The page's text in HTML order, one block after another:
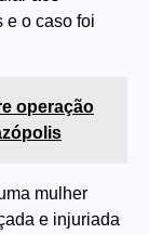
e o caso foi
operação
mulher
e injuriada